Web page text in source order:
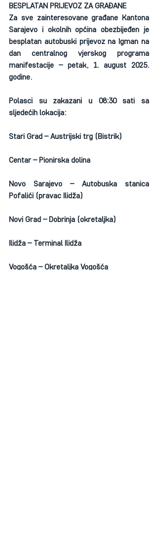
BESPLATAN PRIJEVOZ ZA GRAĐANE
Za sve zainteresovane građane Kantona
Sarajevo i okolnih općina obezbijeđen je
besplatan autobuski prijevoz na Igman na
dan centralnog vjerskog programa
manifestacije – petak, 1. august 2025.
godine.
Polasci su zakazani u 08:30 sati sa
sljedećih lokacija:
Stari Grad – Austrijski trg (Bistrik)
Centar – Pionirska dolina
Novo Sarajevo – Autobuska stanica
Pofalići (pravac Ilidža)
Novi Grad – Dobrinja (okretaljka)
Ilidža – Terminal Ilidža
Vogošća – Okretaljka Vogošća